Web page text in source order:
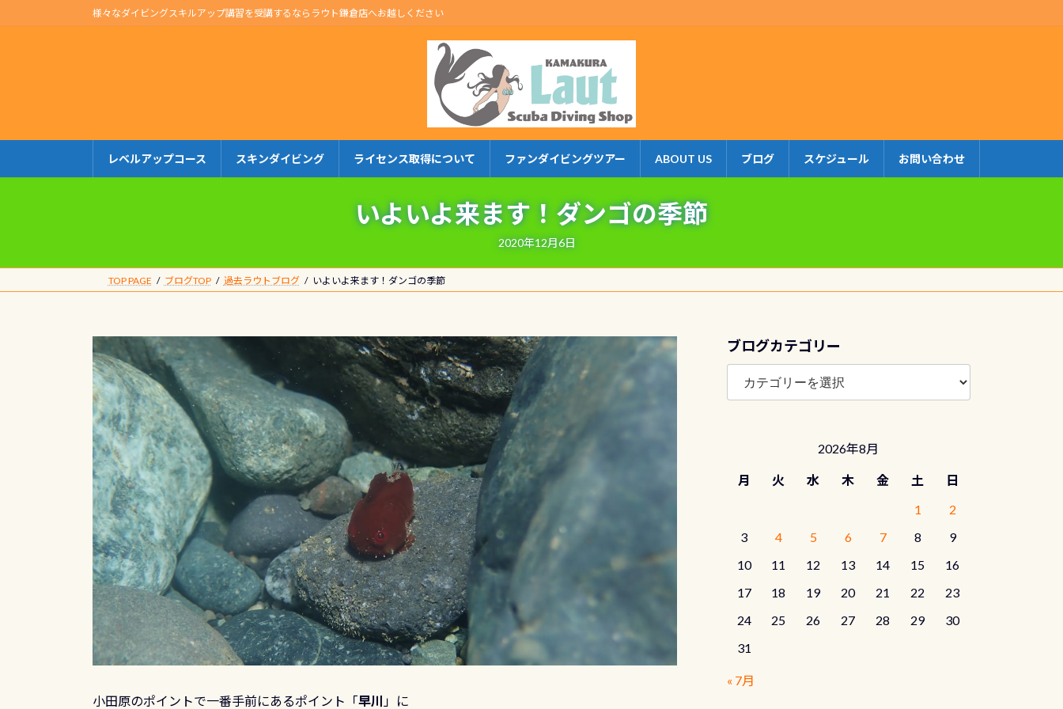
ン
キ
プ
ビ
に
動
様々なダイビングスキルアップ講習を受講するならラウト鎌倉店へお越しください
レベルアップコース スキンダイビング ライセンス取得について ファンダイビングツアー ABOUT US ブログ スケジュール お問い合わせ
いよいよ来ます！ダンゴの季節
2020年12月6日
TOP PAGE ブログTOP 過去ラウトブログ いよいよ来ます！ダンゴの季節
小田原のポイントで一番手前にあるポイント「早川 」に
ブログカテゴリー
ブ
グ
2026年8月
月 火 水 木 金 土
日
1
2
3
4 5 6 7 8
9
10
11 12 13 14 15
16
17
18 19 20 21 22
23
24
25 26 27 28 29
30
31
« 7月